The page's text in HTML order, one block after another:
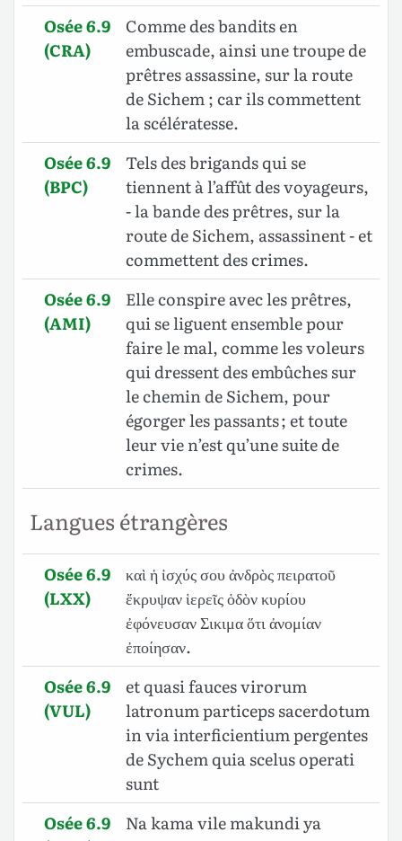
Osée 6.9
(CRA)
Comme des bandits en
embuscade, ainsi une troupe de
prêtres assassine, sur la route
de Sichem ; car ils commettent
la scélératesse.
Osée 6.9
(BPC)
Tels des brigands qui se
tiennent à l’affût des voyageurs,
- la bande des prêtres, sur la
route de Sichem, assassinent - et
commettent des crimes.
Osée 6.9
(AMI)
Elle conspire avec les prêtres,
qui se liguent ensemble pour
faire le mal, comme les voleurs
qui dressent des embûches sur
le chemin de Sichem, pour
égorger les passants ; et toute
leur vie n’est qu’une suite de
crimes.
Langues étrangères
Osée 6.9
(LXX)
καὶ ἡ ἰσχύς σου ἀνδρὸς πειρατοῦ
ἔκρυψαν ἱερεῖς ὁδὸν κυρίου
ἐφόνευσαν Σικιμα ὅτι ἀνομίαν
ἐποίησαν.
Osée 6.9
(VUL)
et quasi fauces virorum
latronum particeps sacerdotum
in via interficientium pergentes
de Sychem quia scelus operati
sunt
Osée 6.9
Na kama vile makundi ya